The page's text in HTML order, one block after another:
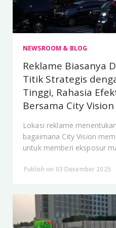
NEWSROOM & BLOG
Reklame Biasanya
Titik Strategis
Tinggi, Rahasia
Bersama City Vision
Lokasi reklame
bagaimana City Vision
untuk memberi eksposur
Publish on 03 Desember 2025